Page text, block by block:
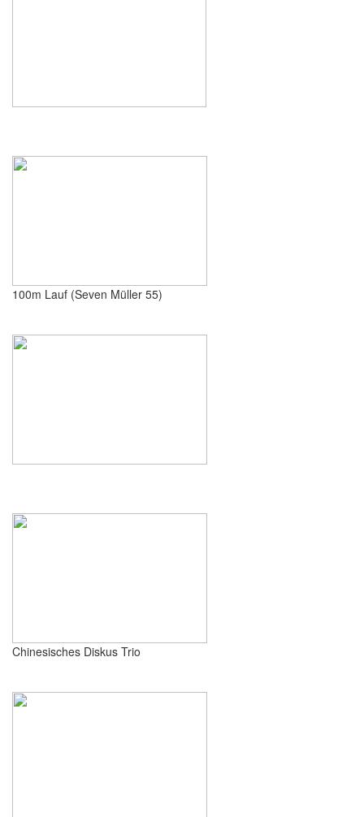
100m Lauf (Seven Müller 55)
Chinesisches Diskus Trio